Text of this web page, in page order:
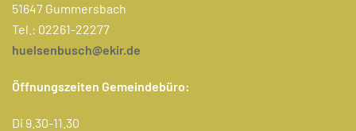
51647 Gummersbach
Tel.: 02261-22277
huelsenbusch@ekir.de
Öffnungszeiten Gemeindebüro:
Di 9.30-11.30